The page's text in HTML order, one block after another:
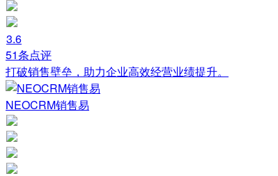
3.6
51条点评
打破销售壁垒，助力企业高效经营业绩提升。
NEOCRM销售易